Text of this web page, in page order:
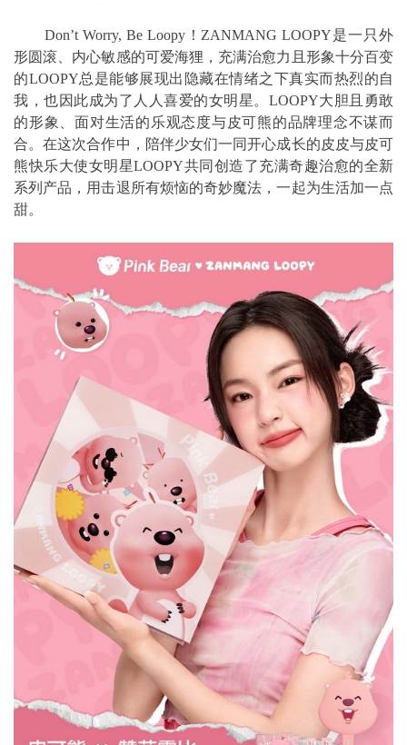
Don’t Worry, Be Loopy！ZANMANG LOOPY是一只外
形圆滚、内心敏感的可爱海狸，充满治愈力且形象十分百变
的LOOPY总是能够展现出隐藏在情绪之下真实而热烈的自
我，也因此成为了人人喜爱的女明星。LOOPY大胆且勇敢
的形象、面对生活的乐观态度与皮可熊的品牌理念不谋而
合。在这次合作中，陪伴少女们一同开心成长的皮皮与皮可
熊快乐大使女明星LOOPY共同创造了充满奇趣治愈的全新
系列产品，用击退所有烦恼的奇妙魔法，一起为生活加一点
甜。